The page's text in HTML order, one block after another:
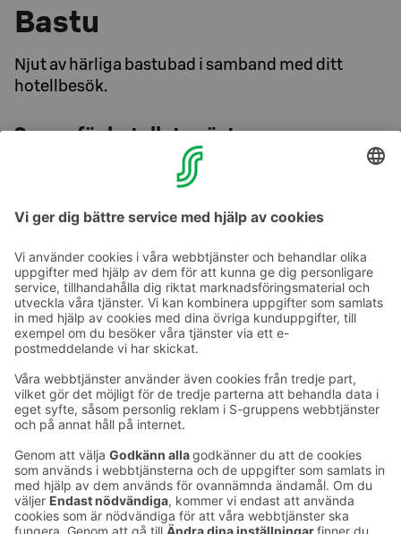
Bastu
Njut av härliga bastubad i samband med ditt
hotellbesök.
Sauna för hotellets gäster
Damernas bastutid dagligen kl. 17.00–19.00 och
hotellets andra våning.
Ta kontakt
Kontaktuppgifter till hotellen
Kontaktuppgifter till kundservice›
Feedback
Sokos Hotels nyhetsbrev
Prenumerera på vårt
nyhetsbrev
Du får Sokos Hotellens senaste
förmåner och nyheter till din e-
Utmärkelser och certifikat